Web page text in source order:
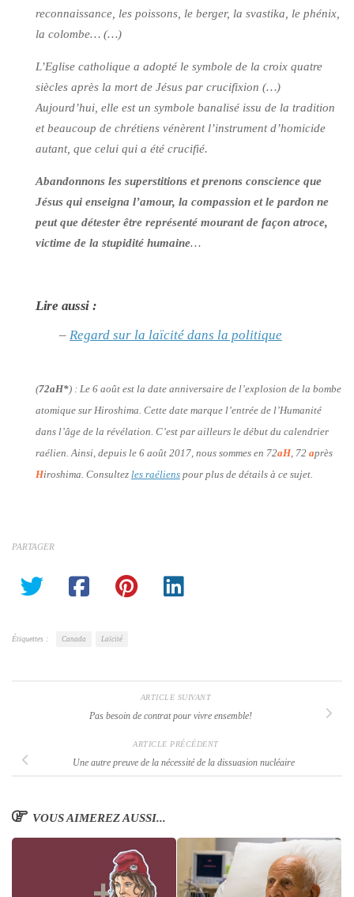
reconnaissance, les poissons, le berger, la svastika, le phénix,
la colombe… (…)
L’Eglise catholique a adopté le symbole de la croix quatre
siècles après la mort de Jésus par crucifixion (…)
Aujourd’hui, elle est un symbole banalisé issu de la tradition
et beaucoup de chrétiens vénèrent l’instrument d’homicide
autant, que celui qui a été crucifié.
Abandonnons les superstitions et prenons conscience que
Jésus qui enseigna l’amour, la compassion et le pardon ne
peut que détester être représenté mourant de façon atroce,
victime de la stupidité humaine…
Lire aussi :
– Regard sur la laïcité dans la politique
(72aH*) : Le 6 août est la date anniversaire de l’explosion de la bombe
atomique sur Hiroshima. Cette date marque l’entrée de l’Humanité
dans l’âge de la révélation. C’est par ailleurs le début du calendrier
raélien. Ainsi, depuis le 6 août 2017, nous sommes en 72aH, 72 après
Hiroshima. Consultez les raéliens pour plus de détails à ce sujet.
PARTAGER
Étiquettes : Canada Laïcité
ARTICLE SUIVANT
Pas besoin de contrat pour vivre ensemble!
ARTICLE PRÉCÉDENT
Une autre preuve de la nécessité de la dissuasion nucléaire
VOUS AIMEREZ AUSSI...